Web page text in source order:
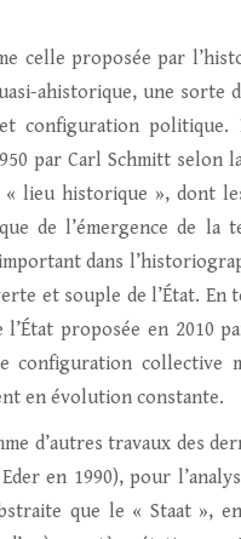
celle proposée par
ahistorique, une sorte
configuration politique.
par Carl Schmitt selon
lieu historique », dont
de l’émergence de la
dans
et souple de l’État. En
proposée en 2010
configuration collective
en évolution constante.
d’autres travaux des
en 1990), pour
que le « Staat »,